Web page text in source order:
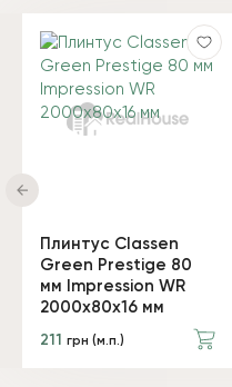
Плинтус Classen
Green Prestige 80
мм Impression WR
2000x80x16 мм
211 грн (м.п.)